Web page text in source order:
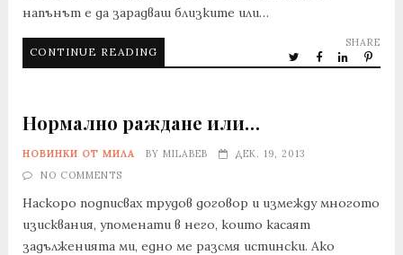
напънът е да зарадваш близките или…
CONTINUE READING
SHARE
Нормално раждане или…
НОВИНКИ ОТ МИЛА BY MILABEB
ДЕК. 19, 2013
NO COMMENTS
Наскоро подписвах трудов договор и измежду многото
изисквания, упоменати в него, които касаят
задълженията ми, едно ме разсмя истински. Ако